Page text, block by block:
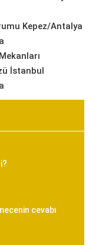
Kepez/Antalya
İstanbul
cevabı